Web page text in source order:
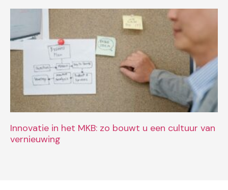
Innovatie in het MKB: zo bouwt u een cultuur van
vernieuwing